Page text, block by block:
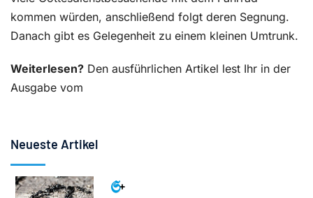
kommen würden, anschließend folgt deren Segnung.
Danach gibt es Gelegenheit zu einem kleinen Umtrunk.
Weiterlesen? Den ausführlichen Artikel lest Ihr in der
Ausgabe vom
Neueste Artikel